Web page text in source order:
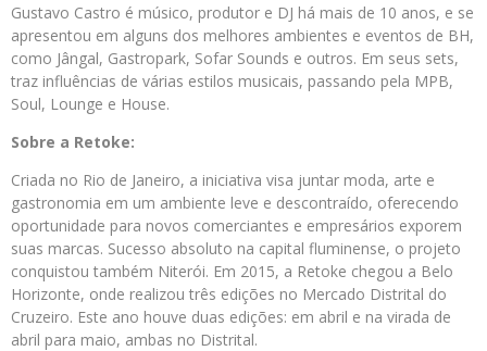
Gustavo Castro é músico, produtor e DJ há mais de 10 anos, e se
apresentou em alguns dos melhores ambientes e eventos de BH,
como Jângal, Gastropark, Sofar Sounds e outros. Em seus sets,
traz influências de várias estilos musicais, passando pela MPB,
Soul, Lounge e House.
Sobre a Retoke:
Criada no Rio de Janeiro, a iniciativa visa juntar moda, arte e
gastronomia em um ambiente leve e descontraído, oferecendo
oportunidade para novos comerciantes e empresários exporem
suas marcas. Sucesso absoluto na capital fluminense, o projeto
conquistou também Niterói. Em 2015, a Retoke chegou a Belo
Horizonte, onde realizou três edições no Mercado Distrital do
Cruzeiro. Este ano houve duas edições: em abril e na virada de
abril para maio, ambas no Distrital.